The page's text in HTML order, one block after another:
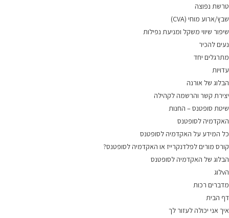
טרשת נפוצה
שבץ/ארוע מוחי (CVA)
שיפור שיווי משקל ומניעת נפילות
נעים להכיר
מתרגלים יחד
עדויות
הבלוג של אורנה
יצירת קשר והרשמה לקהילה
שיטת סופטנס – החנות
האקדמיה לסופטנס
כל המידע על האקדמיה לסופטנס
קורס מורים לפלדנקרייז או האקדמיה לסופטנס?
הבלוג של האקדמיה לסופטנס
הvלוג
מדברים רכות
דף הבית
איך אני יכולה לעזור לך